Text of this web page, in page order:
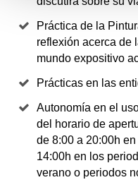
Práctica de la
reflexión acerca de
mundo expositivo
Prácticas en las
Autonomía en el
del horario de
de 8:00 a 20:00h
14:00h en los
verano o periodos